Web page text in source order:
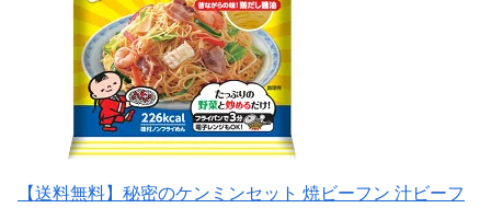
【送料無料】秘密のケンミンセット 焼ビーフン 汁ビーフ